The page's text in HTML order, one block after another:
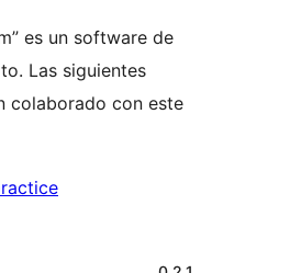
es un software de
Las siguientes
colaborado con este